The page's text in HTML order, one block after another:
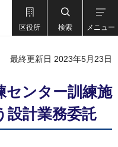
区役所 検索 メニュー
最終更新日 2023年5月23日
センター訓練施
設計業務委託